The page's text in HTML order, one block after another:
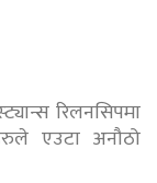
रिलनसिपमा
एउटा अनौठो